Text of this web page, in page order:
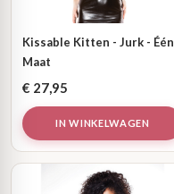
Kissable Kitten - Jurk - Één
Maat
€ 27,95
IN WINKELWAGEN